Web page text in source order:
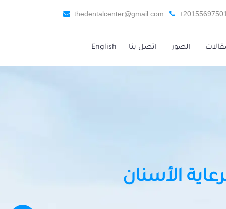
thedentalcenter@gmail.com
الصور اتصل بنا English
الأسنان